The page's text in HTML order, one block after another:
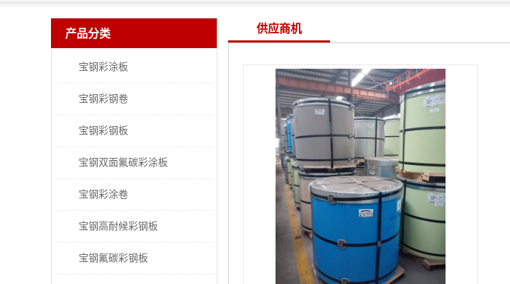
产品分类
宝钢彩涂板
宝钢彩钢卷
宝钢彩钢板
宝钢双面氟碳彩涂板
宝钢彩涂卷
宝钢高耐候彩钢板
宝钢氟碳彩钢板
供应商机